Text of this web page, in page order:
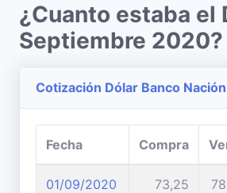
¿Cuanto estaba el
Septiembre 2020?
Cotización Dólar Banco
Fecha Compra
01/09/2020 73,25